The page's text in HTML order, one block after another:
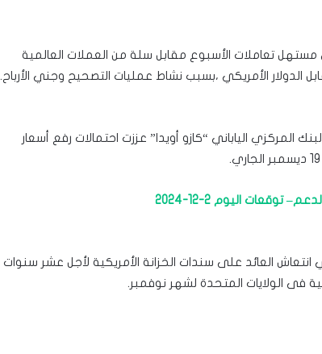
مستهل تعاملات الأسبوع مقابل سلة من العملات العالمية
الأمريكي ،بسبب نشاط عمليات التصحيح وجني الأرباح.
المركزي الياباني “كازو أويدا” عززت احتمالات رفع أسعار
اليوم 2-12-2024
العائد على سندات الخزانة الأمريكية لأجل عشر سنوات
فى الولايات المتحدة لشهر نوفمبر.